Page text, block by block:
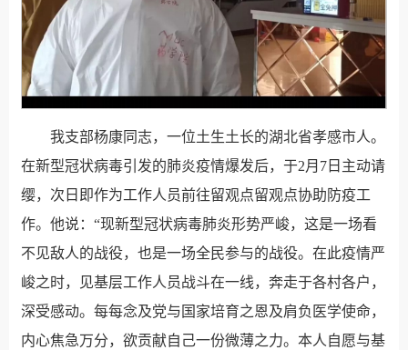
我支部杨康同志，一位土生土长的湖北省孝感市人。
在新型冠状病毒引发的肺炎疫情爆发后，于2月7日主动请
缨，次日即作为工作人员前往留观点留观点协助防疫工
作。他说：“现新型冠状病毒肺炎形势严峻，这是一场看
不见敌人的战役，也是一场全民参与的战役。在此疫情严
峻之时，见基层工作人员战斗在一线，奔走于各村各户，
深受感动。每每念及党与国家培育之恩及肩负医学使命，
内心焦急万分，欲贡献自己一份微薄之力。本人自愿与基